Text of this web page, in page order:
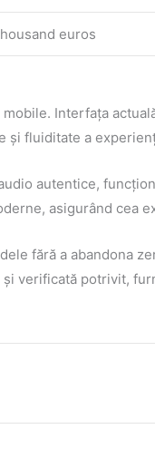
euros
Interfața
și fluiditate a
autentice,
asigurând cea
fără a abandona
verificată potrivit,